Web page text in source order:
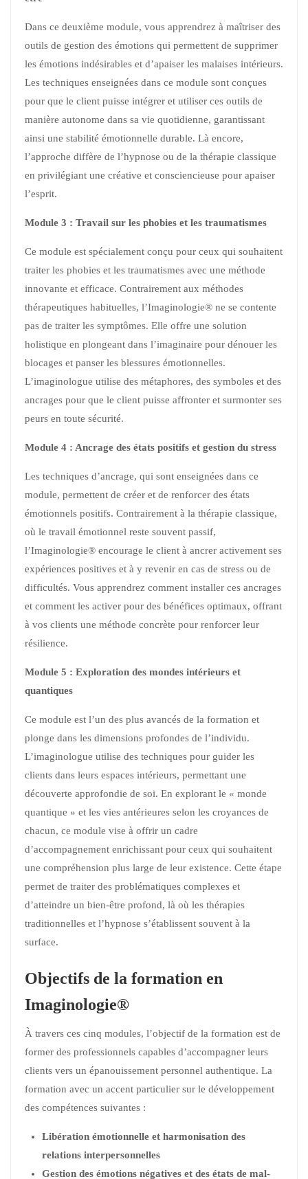
Dans ce deuxième module, vous apprendrez à maîtriser des
outils de gestion des émotions qui permettent de supprimer
les émotions indésirables et d’apaiser les malaises intérieurs.
Les techniques enseignées dans ce module sont conçues
pour que le client puisse intégrer et utiliser ces outils de
manière autonome dans sa vie quotidienne, garantissant
ainsi une stabilité émotionnelle durable. Là encore,
l’approche diffère de l’hypnose ou de la thérapie classique
en privilégiant une créative et consciencieuse pour apaiser
l’esprit.
Module 3 : Travail sur les phobies et les traumatismes
Ce module est spécialement conçu pour ceux qui souhaitent
traiter les phobies et les traumatismes avec une méthode
innovante et efficace. Contrairement aux méthodes
thérapeutiques habituelles, l’Imaginologie® ne se contente
pas de traiter les symptômes. Elle offre une solution
holistique en plongeant dans l’imaginaire pour dénouer les
blocages et panser les blessures émotionnelles.
L’imaginologue utilise des métaphores, des symboles et des
ancrages pour que le client puisse affronter et surmonter ses
peurs en toute sécurité.
Module 4 : Ancrage des états positifs et gestion du stress
Les techniques d’ancrage, qui sont enseignées dans ce
module, permettent de créer et de renforcer des états
émotionnels positifs. Contrairement à la thérapie classique,
où le travail émotionnel reste souvent passif,
l’Imaginologie® encourage le client à ancrer activement ses
expériences positives et à y revenir en cas de stress ou de
difficultés. Vous apprendrez comment installer ces ancrages
et comment les activer pour des bénéfices optimaux, offrant
à vos clients une méthode concrète pour renforcer leur
résilience.
Module 5 : Exploration des mondes intérieurs et
quantiques
Ce module est l’un des plus avancés de la formation et
plonge dans les dimensions profondes de l’individu.
L’imaginologue utilise des techniques pour guider les
clients dans leurs espaces intérieurs, permettant une
découverte approfondie de soi. En explorant le « monde
quantique » et les vies antérieures selon les croyances de
chacun, ce module vise à offrir un cadre
d’accompagnement enrichissant pour ceux qui souhaitent
une compréhension plus large de leur existence. Cette étape
permet de traiter des problématiques complexes et
d’atteindre un bien-être profond, là où les thérapies
traditionnelles et l’hypnose s’établissent souvent à la
surface.
Objectifs de la formation en
Imaginologie®
À travers ces cinq modules, l’objectif de la formation est de
former des professionnels capables d’accompagner leurs
clients vers un épanouissement personnel authentique. La
formation avec un accent particulier sur le développement
des compétences suivantes :
Libération émotionnelle et harmonisation des
relations interpersonnelles
Gestion des émotions négatives et des états de mal-